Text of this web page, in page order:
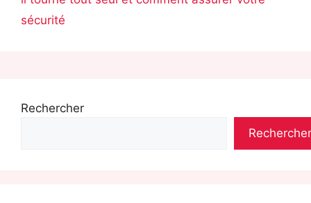
sécurité
Rechercher
Rechercher